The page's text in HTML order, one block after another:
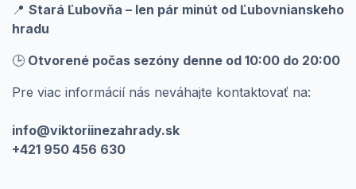
📍 Stará Ľubovňa – len pár minút od Ľubovnianskeho
hradu
🕒 Otvorené počas sezóny denne od 10:00 do 20:00
Pre viac informácií nás neváhajte kontaktovať na:
info@viktoriinezahrady.sk
+421 950 456 630